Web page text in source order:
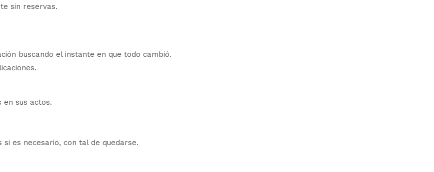
sin reservas.
buscando el instante en que todo cambió.
en sus actos.
es necesario, con tal de quedarse.